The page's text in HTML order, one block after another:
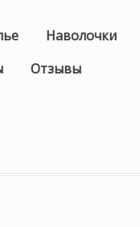
Наволочки
Отзывы